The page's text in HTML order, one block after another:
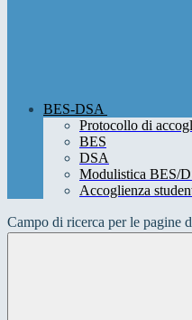
BES-DSA
Protocollo di
BES
DSA
Modulistica BES/
Accoglienza
Campo di ricerca per le pagine